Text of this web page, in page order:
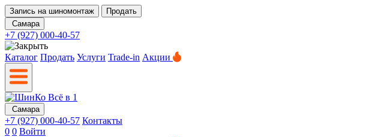
Запись на шиномонтаж
Продать
Самара
+7 (927) 000-40-57
Каталог Продать Услуги Trade-in Акции
Самара
+7 (927) 000-40-57 Контакты
0 0 Войти